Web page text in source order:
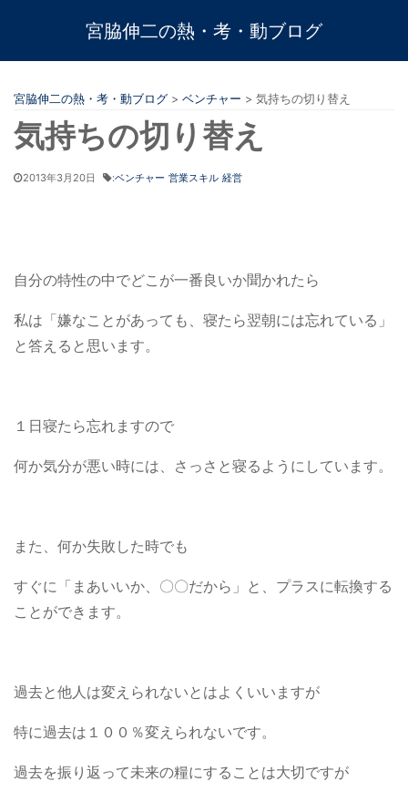
宮脇伸二の熱・考・動ブログ
宮脇伸二の熱・考・動ブログ > ベンチャー > 気持ちの切り替え
気持ちの切り替え
2013年3月20日 :ベンチャー 営業スキル 経営
自分の特性の中でどこが一番良いか聞かれたら
私は「嫌なことがあっても、寝たら翌朝には忘れている」
と答えると思います。
１日寝たら忘れますので
何か気分が悪い時には、さっさと寝るようにしています。
また、何か失敗した時でも
すぐに「まあいいか、〇〇だから」と、プラスに転換する
ことができます。
過去と他人は変えられないとはよくいいますが
特に過去は１００％変えられないです。
過去を振り返って未来の糧にすることは大切ですが